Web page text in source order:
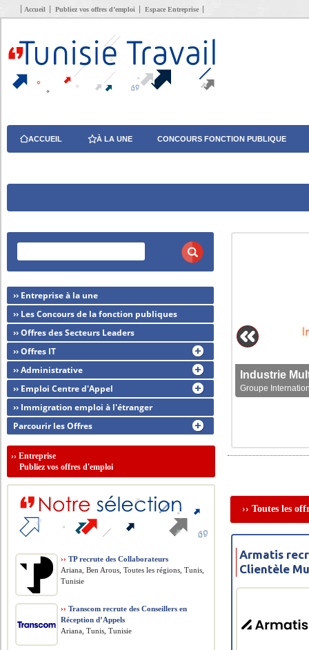
Accueil Publiez vos offres d’emploi Espace Entreprise
ACCUEIL À LA UNE CONCOURS FONCTION PUBLIQUE
Groupe
›› Toutes les
Armatis
Clientèle
›› Entreprise à la une
›› Les Concours de la fonction publiques
›› Offres des Secteurs Leaders
›› Offres IT
›› Administrative
›› Emploi Centre d'Appel
›› Immigration emploi à l'étranger
Parcourir les Offres
››Entreprise
Publiez vos offres d'emploi
›› TP recrute des Collaborateurs
Ariana, Ben Arous, Toutes les régions, Tunis,
Tunisie
›› Transcom recrute des Conseillers en
Réception d’Appels
Ariana, Tunis, Tunisie